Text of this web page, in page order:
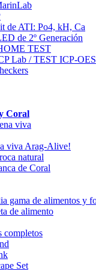
de ATI: Po4, kH, Ca
de 2º Generación
TEST
Lab / TEST ICP-OES
Coral
viva
viva Arag-Alive!
natural
de Coral
gama de alimentos y
de alimento
completos
Set